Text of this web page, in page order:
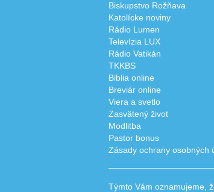
Biskupstvo Rožňava
Katolícke noviny
Rádio Lumen
Televízia LUX
Rádio Vatikán
TKKBS
Biblia online
Breviár online
Viera a svetlo
Zasvätený život
Modlitba
Pastor bonus
Zásady ochrany osobných
Týmto Vám oznamujeme,